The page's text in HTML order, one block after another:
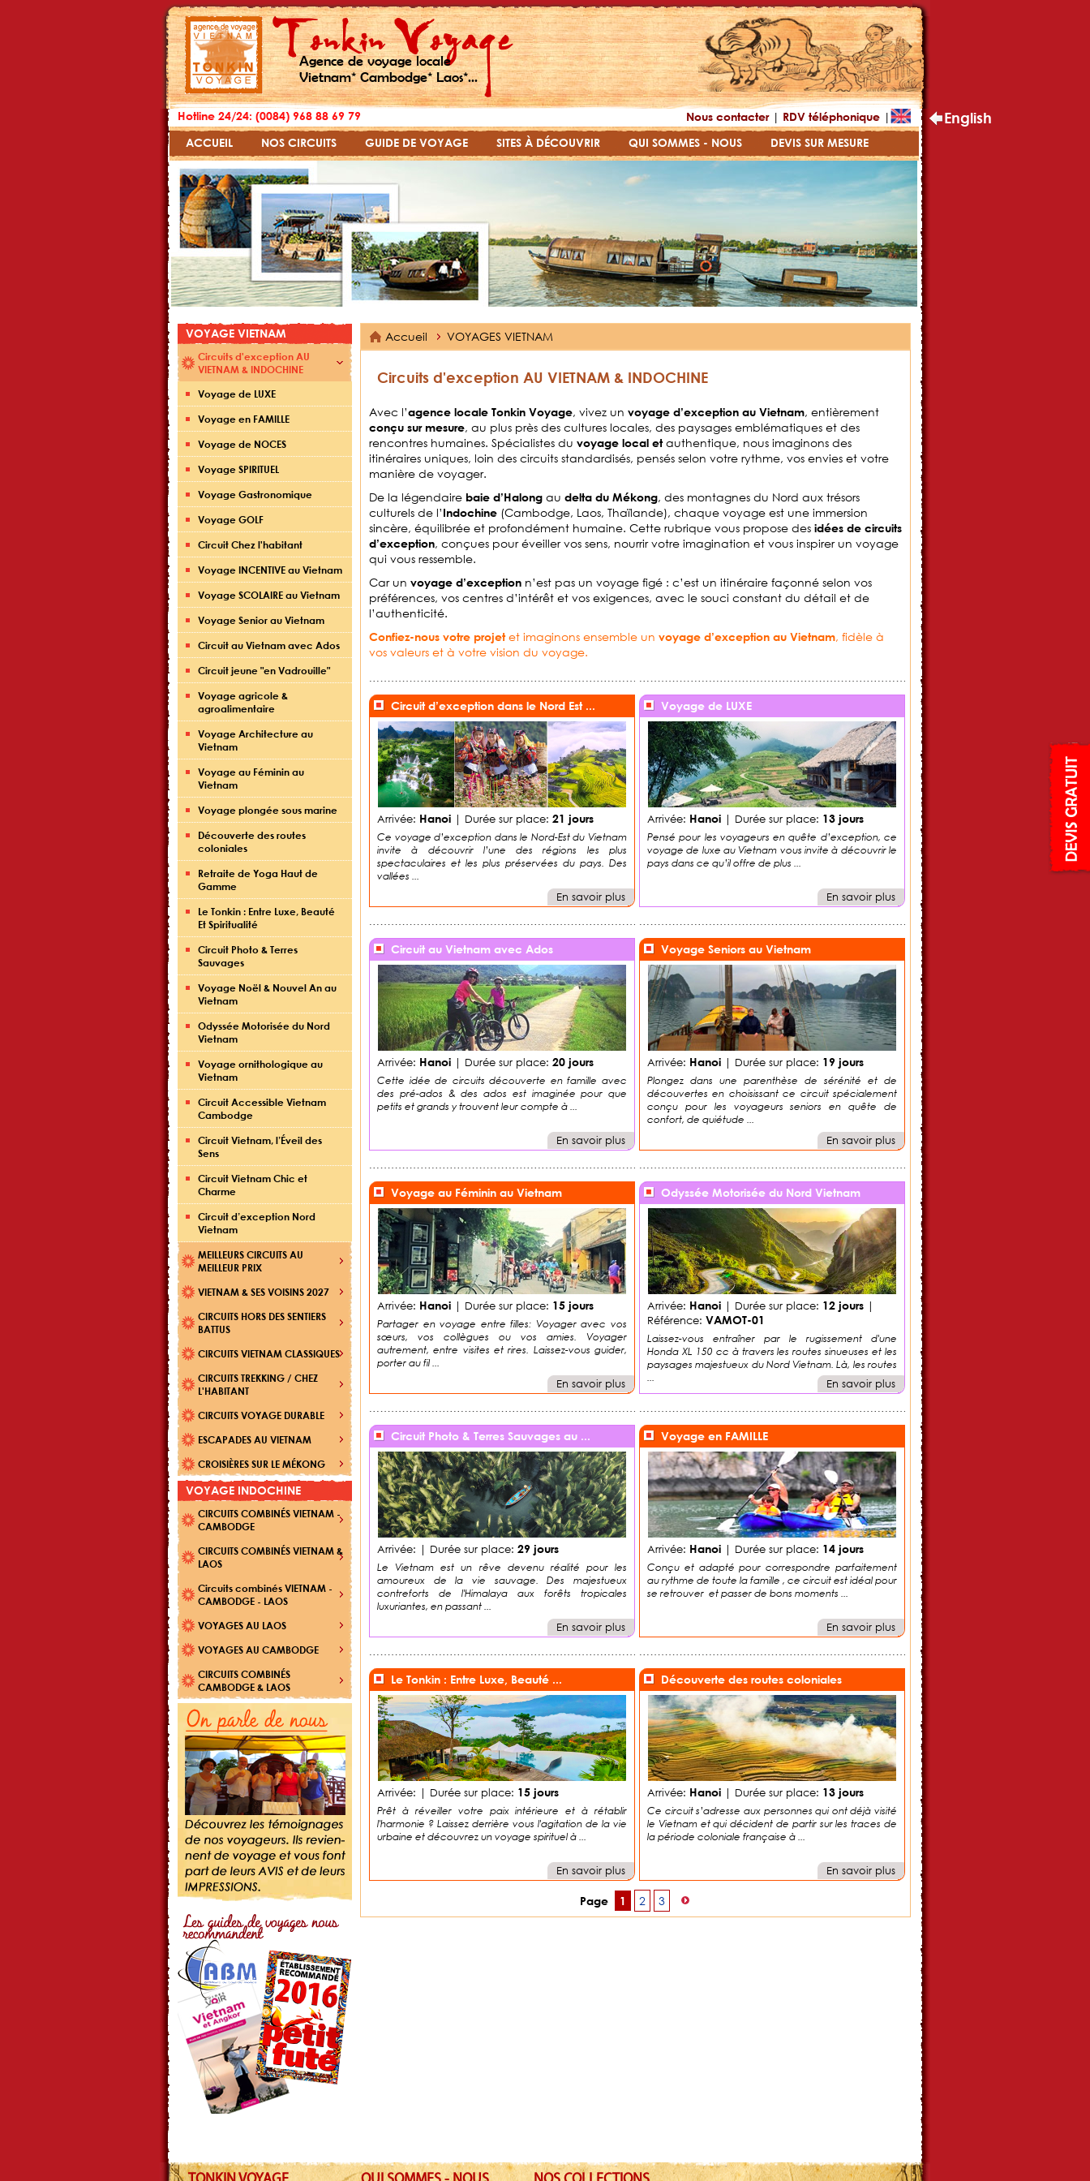
Agence de voyage locale
Vietnam* Cambodge* Laos*...
Nous contacter| RDV téléphonique | English
Hotline 24/24: (0084) 968 88 69 79
ACCUEIL
NOS CIRCUITS GUIDE DE VOYAGE SITES À DÉCOUVRIR QUI SOMMES - NOUS DEVIS SUR MESURE
VOYAGE VIETNAM
Circuits d'exception AU
VIETNAM & INDOCHINE
Voyage de LUXE
Voyage en FAMILLE
Voyage de NOCES
Voyage SPIRITUEL
Voyage Gastronomique
Voyage GOLF
Circuit Chez l'habitant
Voyage INCENTIVE au Vietnam
Voyage SCOLAIRE au Vietnam
Voyage Senior au Vietnam
Circuit au Vietnam avec Ados
Circuit jeune "en Vadrouille"
Voyage agricole &
agroalimentaire
Voyage Architecture au
Vietnam
Voyage au Féminin au
Vietnam
Voyage plongée sous marine
Découverte des routes
coloniales
Retraite de Yoga Haut de
Gamme
Le Tonkin : Entre Luxe, Beauté
Et Spiritualité
Circuit Photo & Terres
Sauvages
Voyage Noël & Nouvel An au
Vietnam
Odyssée Motorisée du Nord
Vietnam
Voyage ornithologique au
Vietnam
Circuit Accessible Vietnam
Cambodge
Circuit Vietnam, l’Éveil des
Sens
Circuit Vietnam Chic et
Charme
Circuit d’exception Nord
Vietnam
MEILLEURS CIRCUITS AU
MEILLEUR PRIX
VIETNAM & SES VOISINS 2027
CIRCUITS HORS DES SENTIERS
BATTUS
CIRCUITS VIETNAM CLASSIQUES
CIRCUITS TREKKING / CHEZ
L'HABITANT
CIRCUITS VOYAGE DURABLE
ESCAPADES AU VIETNAM
CROISIÈRES SUR LE MÉKONG
VOYAGE INDOCHINE
CIRCUITS COMBINÉS VIETNAM -
CAMBODGE
CIRCUITS COMBINÉS VIETNAM &
LAOS
Circuits combinés VIETNAM -
CAMBODGE - LAOS
VOYAGES AU LAOS
VOYAGES AU CAMBODGE
CIRCUITS COMBINÉS
CAMBODGE & LAOS
Accueil VOYAGES VIETNAM
Circuits d'exception AU VIETNAM & INDOCHINE
Avec l’agence locale Tonkin Voyage, vivez un voyage d’exception au Vietnam, entièrement
conçu sur mesure, au plus près des cultures locales, des paysages emblématiques et des
rencontres humaines. Spécialistes du voyage local etauthentique, nous imaginons des
itinéraires uniques, loin des circuits standardisés, pensés selon votre rythme, vos envies et votre
manière de voyager.
De la légendaire baie d’Halong au delta du Mékong, des montagnes du Nord aux trésors
culturels de l’Indochine (Cambodge, Laos, Thaïlande), chaque voyage est une immersion
sincère, équilibrée et profondément humaine. Cette rubrique vous propose des idées de circuits
d’exception, conçues pour éveiller vos sens, nourrir votre imagination et vous inspirer un voyage
qui vous ressemble.
Car un voyage d’exception n’est pas un voyage figé : c’est un itinéraire façonné selon vos
préférences, vos centres d’intérêt et vos exigences, avec le souci constant du détail et de
l’authenticité.
Confiez-nous votre projetet imaginons ensemble un voyage d’exception au Vietnam, fidèle à
vos valeurs et à votre vision du voyage.
Circuit d’exception dans le Nord Est ...
Arrivée: Hanoi | Durée sur place: 21 jours
Ce voyage d’exception dans le Nord-Est du Vietnam
invite à découvrir l’une des régions les plus
spectaculaires et les plus préservées du pays. Des
vallées ...
En savoir plus
Voyage de LUXE
Arrivée: Hanoi | Durée sur place: 13 jours
Pensé pour les voyageurs en quête d’exception, ce
voyage de luxe au Vietnam vous invite à découvrir le
pays dans ce qu’il offre de plus ...
En savoir plus
Circuit au Vietnam avec Ados
Arrivée: Hanoi | Durée sur place: 20 jours
Cette idée de circuits découverte en famille avec
des pré-ados & des ados est imaginée pour que
petits et grands y trouvent leur compte à ...
En savoir plus
Voyage Seniors au Vietnam
Arrivée: Hanoi | Durée sur place: 19 jours
Plongez dans une parenthèse de sérénité et de
découvertes en choisissant ce circuit spécialement
conçu pour les voyageurs seniors en quête de
confort, de quiétude ...
En savoir plus
Voyage au Féminin au Vietnam
Arrivée: Hanoi | Durée sur place: 15 jours
Partager en voyage entre filles: Voyager avec vos
sœurs, vos collègues ou vos amies. Voyager
autrement, entre visites et rires. Laissez-vous guider,
porter au fil ...
En savoir plus
Odyssée Motorisée du Nord Vietnam
Arrivée: Hanoi | Durée sur place: 12 jours |
Référence: VAMOT-01
Laissez-vous entraîner par le rugissement d'une
Honda XL 150 cc à travers les routes sinueuses et les
paysages majestueux du Nord Vietnam. Là, les routes
En savoir plus
Circuit Photo & Terres Sauvages au ...
Arrivée: | Durée sur place: 29 jours
Le Vietnam est un rêve devenu réalité pour les
amoureux de la vie sauvage. Des majestueux
contreforts de l'Himalaya aux forêts tropicales
luxuriantes, en passant ...
En savoir plus
Voyage en FAMILLE
Arrivée: Hanoi | Durée sur place: 14 jours
Conçu et adapté pour correspondre parfaitement
au rythme de toute la famille , ce circuit est idéal pour
se retrouver et passer de bons moments ...
En savoir plus
Le Tonkin : Entre Luxe, Beauté ...
Arrivée: | Durée sur place: 15 jours
Prêt à réveiller votre paix intérieure et à rétablir
l'harmonie ? Laissez derrière vous l'agitation de la vie
urbaine et découvrez un voyage spirituel à ...
En savoir plus
Découverte des routes coloniales
Arrivée: Hanoi | Durée sur place: 13 jours
Ce circuit s’adresse aux personnes qui ont déjà visité
le Vietnam et qui décident de partir sur les traces de
la période coloniale française à ...
En savoir plus
Page 1 2 3